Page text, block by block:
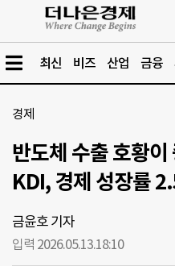
최신 비즈 산업 금융
경제
반도체 수출 호황
KDI, 경제 성장률
금윤호 기자
입력 2026.05.13.18:10